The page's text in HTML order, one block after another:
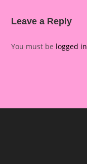
Leave a Reply
You must be logged in